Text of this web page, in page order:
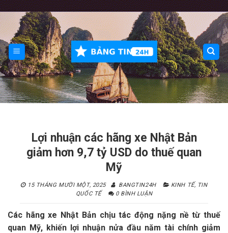
Skip
to
content
Lợi nhuận các hãng xe Nhật Bản
giảm hơn 9,7 tỷ USD do thuế quan
Mỹ
15 THÁNG MƯỜI MỘT, 2025 BANGTIN24H KINH TẾ, TIN
QUỐC TẾ
0 BÌNH LUẬN
Các hãng xe Nhật Bản chịu tác động nặng nề từ thuế
quan Mỹ, khiến lợi nhuận nửa đầu năm tài chính giảm